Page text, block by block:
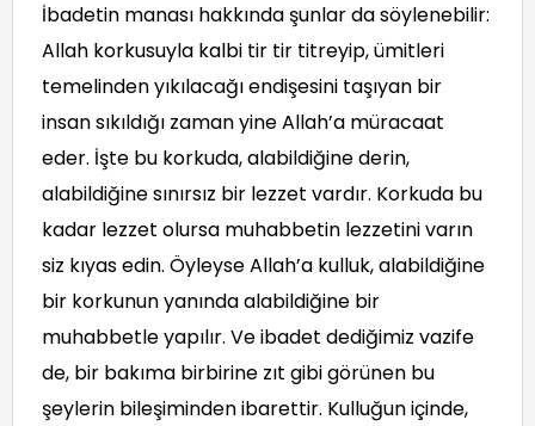
İbadetin manası hakkında şunlar da söylenebilir:
Allah korkusuyla kalbi tir tir titreyip, ümitleri
temelinden yıkılacağı endişesini taşıyan bir
insan sıkıldığı zaman yine Allah’a müracaat
eder. İşte bu korkuda, alabildiğine derin,
alabildiğine sınırsız bir lezzet vardır. Korkuda bu
kadar lezzet olursa muhabbetin lezzetini varın
siz kıyas edin. Öyleyse Allah’a kulluk, alabildiğine
bir korkunun yanında alabildiğine bir
muhabbetle yapılır. Ve ibadet dediğimiz vazife
de, bir bakıma birbirine zıt gibi görünen bu
şeylerin bileşiminden ibarettir. Kulluğun içinde,